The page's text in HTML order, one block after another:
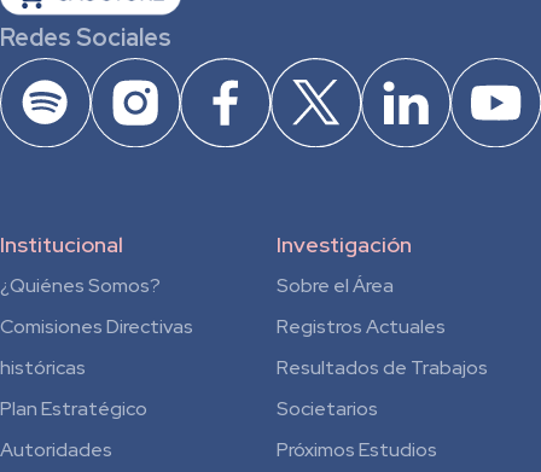
Redes Sociales
Institucional
¿Quiénes Somos?
Comisiones Directivas
históricas
Plan Estratégico
Autoridades
Investigación
Sobre el Área
Registros Actuales
Resultados de Trabajos
Societarios
Próximos Estudios